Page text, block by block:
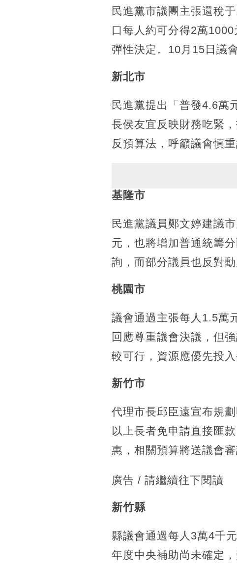
民進黨市議團主張還稅
口每人約可分得2萬
彈性決定。10月15日議
新北市
民進黨提出「普發4.6萬
長侯友宜反映財務吃緊
反預算法，呼籲議會慎
基隆市
民進黨議員鄭文婷建議
元，也將增加普通統籌
詢，而部分議員也反對
桃園市
議會通過主張每人1.5萬
回應尊重議會決議，但
較可行，資源應優先投
新竹市
代理市長邱臣遠宣布規
以上長者免申請直接匯
惠，相關預算將送議會審
廣告 / 請繼續往下閱讀
新竹縣
縣議會通過每人3萬4千
年度中央補助尚未確定